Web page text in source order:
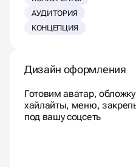
КОНКУРЕНТЫ
АУДИТОРИЯ
Дизайн оформления
Готовим аватар,
хайлайты, меню,